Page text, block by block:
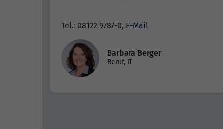
Tel.: 08122 9787-0, E-Mail
Barbara Berger
Beruf, IT